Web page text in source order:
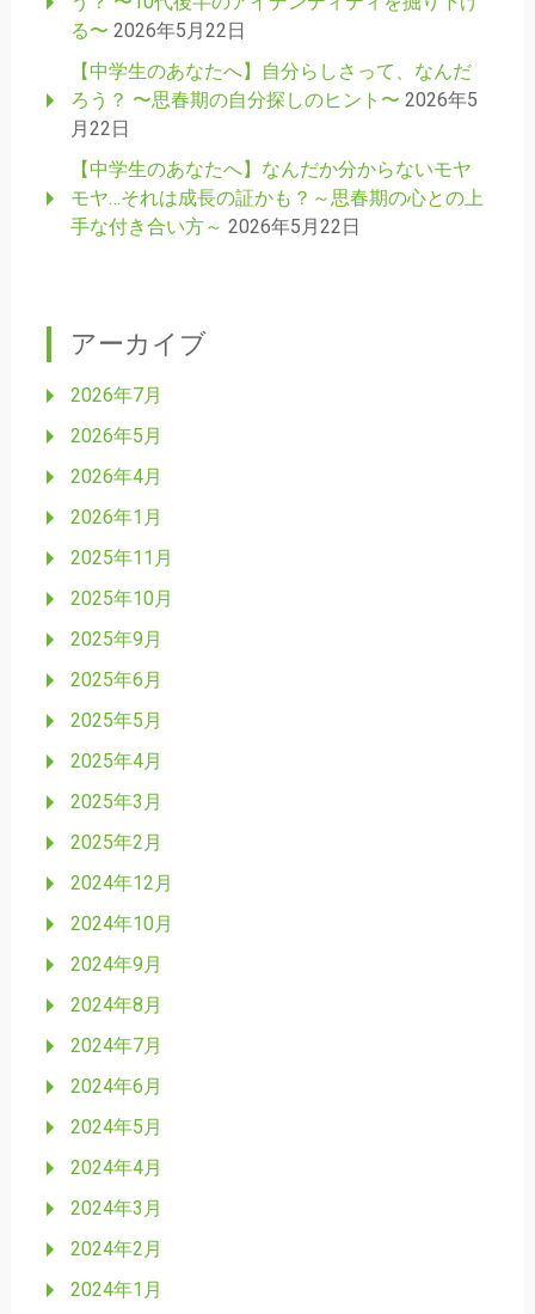
る〜 2026年5月22日
【中学生のあなたへ】自分らしさって、なんだ
ろう？ 〜思春期の自分探しのヒント〜 2026年5
月22日
【中学生のあなたへ】なんだか分からないモヤ
モヤ…それは成長の証かも？～思春期の心との上
手な付き合い方～ 2026年5月22日
アーカイブ
2026年7月
2026年5月
2026年4月
2026年1月
2025年11月
2025年10月
2025年9月
2025年6月
2025年5月
2025年4月
2025年3月
2025年2月
2024年12月
2024年10月
2024年9月
2024年8月
2024年7月
2024年6月
2024年5月
2024年4月
2024年3月
2024年2月
2024年1月